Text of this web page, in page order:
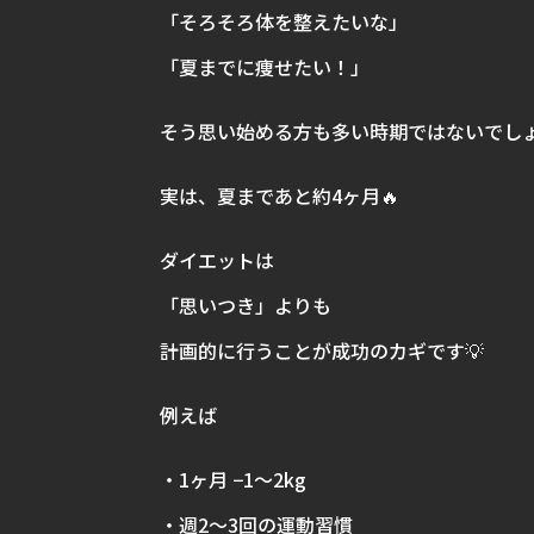
「そろそろ体を整えたいな」
「夏までに痩せたい！」
そう思い始める方も多い時期ではないでし
実は、夏まであと約4ヶ月🔥
ダイエットは
「思いつき」よりも
計画的に行うことが成功のカギです💡
例えば
・1ヶ月 −1〜2kg
・週2〜3回の運動習慣